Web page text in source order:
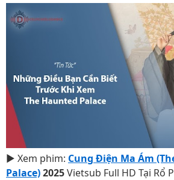
▶ Xem phim: Cung Điện Ma Ám
Palace)2025Vietsub Full HD Tại Rổ